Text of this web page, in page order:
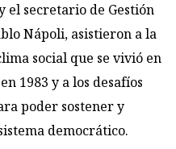
el secretario de Gestión
Nápoli, asistieron a la
social que se vivió en
1983 y a los desafíos
poder sostener y
democrático.